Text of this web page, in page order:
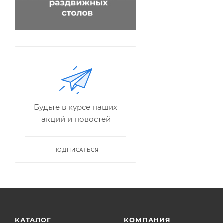
Будьте в курсе наших
акций и новостей
ПОДПИСАТЬСЯ
КАТАЛОГ КОМПАНИЯ